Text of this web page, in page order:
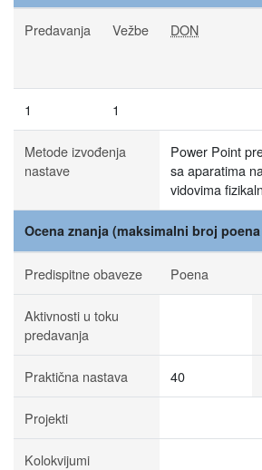
Predavanja Vežbe DON
1 1
Metode izvođenja
nastave
Power Point
sa aparatima
vidovima
Ocena znanja (maksimalni broj poena
Predispitne obaveze Poena
Aktivnosti u toku
predavanja
Praktična nastava 40
Projekti
Kolokvijumi